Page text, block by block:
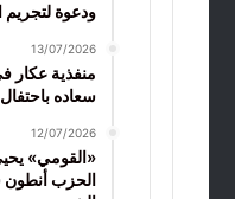
ودعوة لتجريم
13/07/2026
سعاده
12/07/2026
«القومي»
الحزب أنطون